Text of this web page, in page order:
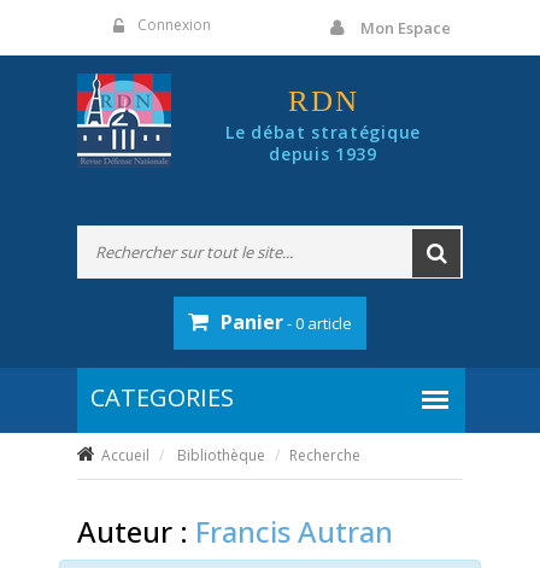
Connexion Mon Espace
RDN
Le débat stratégique
depuis 1939
Panier- 0 article
Accueil Bibliothèque Recherche
Auteur : Francis Autran